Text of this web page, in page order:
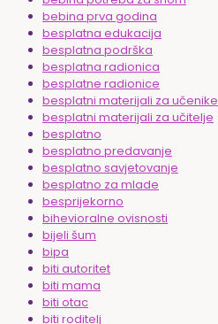
bebina prva godina
besplatna edukacija
besplatna podrška
besplatna radionica
besplatne radionice
besplatni materijali za učenike
besplatni materijali za učitelje
besplatno
besplatno predavanje
besplatno savjetovanje
besplatno za mlade
besprijekorno
bihevioralne ovisnosti
bijeli šum
bipa
biti autoritet
biti mama
biti otac
biti roditelj